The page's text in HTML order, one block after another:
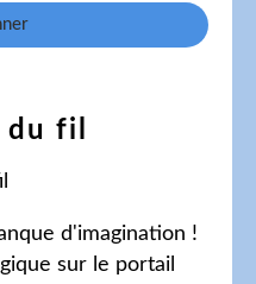
du fil
d'imagination !
sur le portail